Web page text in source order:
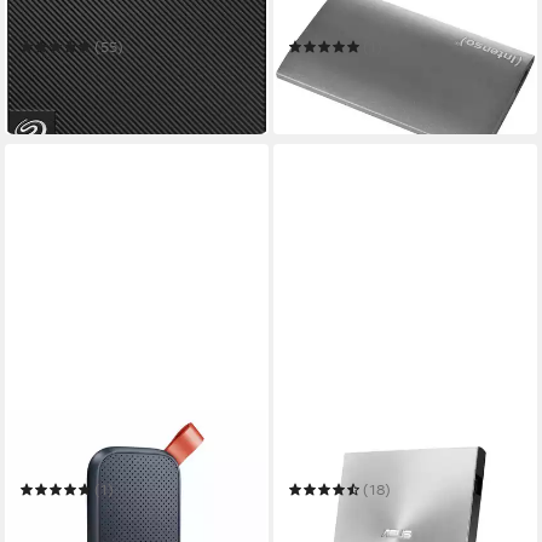
HDD-Festplatte
(55)
ab 199,00 €
18,17 €mtl. in 12 Raten
in 2-3 Werktagen bei dir
3823450 externe SSD
in 2-3 Werktagen bei dir
SSD Portable SSD-Festplatte
(1)
ab 159,99 €
mtl. in 12 Raten
Zen Drive 2 DVD-Brenner
(18)
ab 58,38 €
in 3-4 Werktagen bei dir